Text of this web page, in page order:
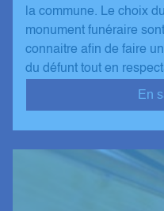
la commune. Le choix
monument funéraire
connaitre afin de faire
du défunt tout en
En